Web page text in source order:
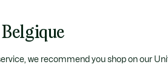
we recommend you shop on our